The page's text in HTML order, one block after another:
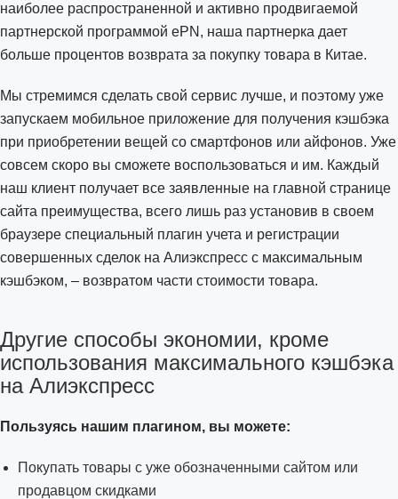
наиболее распространенной и активно продвигаемой
партнерской программой ePN, наша партнерка дает
больше процентов возврата за покупку товара в Китае.
Мы стремимся сделать свой сервис лучше, и поэтому уже
запускаем мобильное приложение для получения кэшбэка
при приобретении вещей со смартфонов или айфонов. Уже
совсем скоро вы сможете воспользоваться и им. Каждый
наш клиент получает все заявленные на главной странице
сайта преимущества, всего лишь раз установив в своем
браузере специальный плагин учета и регистрации
совершенных сделок на Алиэкспресс с максимальным
кэшбэком, – возвратом части стоимости товара.
Другие способы экономии, кроме
использования максимального кэшбэка
на Алиэкспресс
Пользуясь нашим плагином, вы можете:
Покупать товары с уже обозначенными сайтом или
продавцом скидками